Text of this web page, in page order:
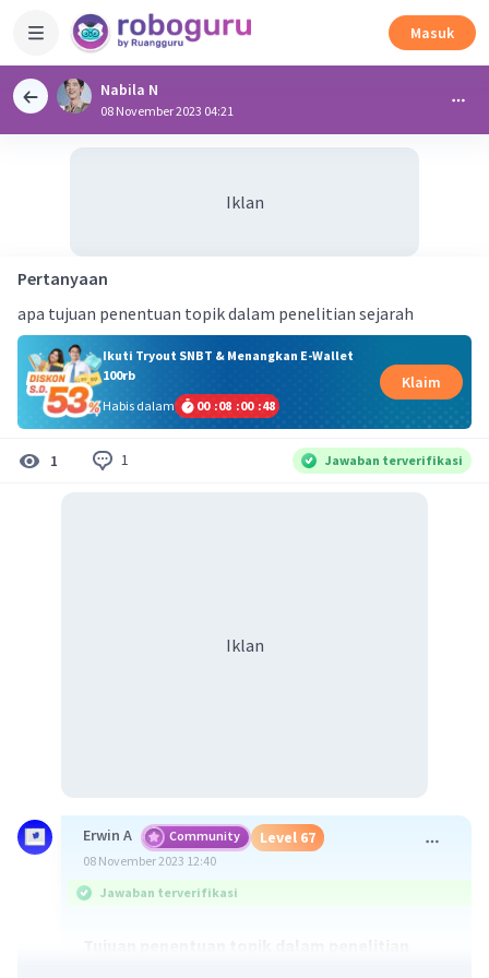
Masuk
Nabila N
08 November 2023 04:21
Iklan
Pertanyaan
apa tujuan penentuan topik dalam penelitian sejarah
Ikuti Tryout SNBT & Menangkan E-Wallet
100rb
Habis dalam
00 :08 :00 :48
Klaim
1 1 Jawaban terverifikasi
Iklan
Erwin A Community Level 67
08 November 2023 12:40
Jawaban terverifikasi